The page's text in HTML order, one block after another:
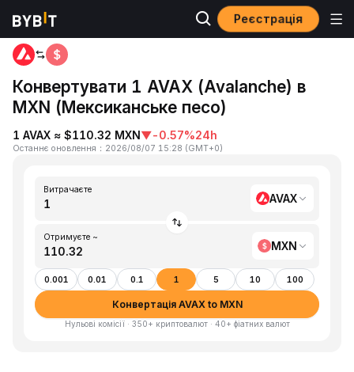
Реєстрація
Головна
Конвертувати 1 AVAX (Avalanche) в
MXN (Мексиканське песо)
1 AVAX ≈ $110.32 MXN▼-0.57%24h
Останнє оновлення ： 2026/08/07 15:28 (GMT+0)
Витрачаєте
AVAX
Отримуєте ~
MXN
0.001 0.01 0.1 1 5 10 100
Конвертація AVAX to MXN
Нульові комісії · 350+ криптовалют · 40+ фіатних валют